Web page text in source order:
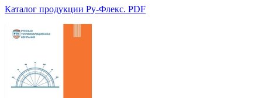
Каталог продукции Ру-Флекс. PDF